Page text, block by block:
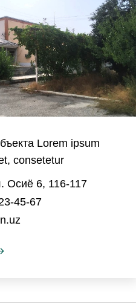
Lorem ipsum
consetetur
Осиё 6, 116-117
45-67